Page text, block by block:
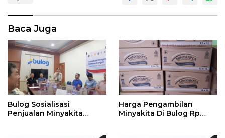
Baca Juga
Bulog Sosialisasi
Penjualan Minyakita
Harga Pengambilan
Minyakita Di Bulog Rp